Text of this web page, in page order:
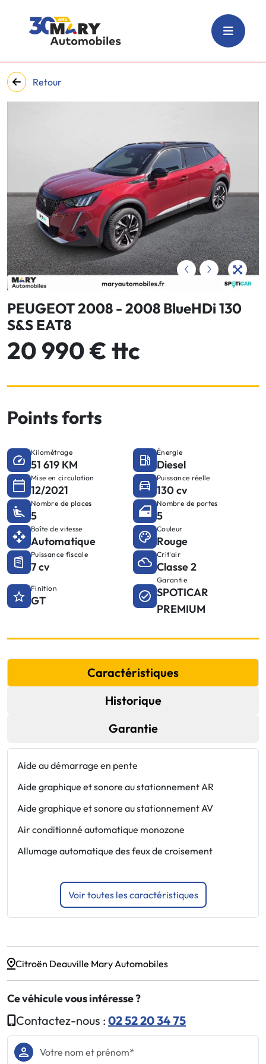
Retour
‹ ›
PEUGEOT 2008 - 2008 BlueHDi 130
S&S EAT8
20 990 € ttc
Points forts
Kilométrage
51 619 KM
Énergie
Diesel
Mise en circulation
12/2021
Puissance réelle
130 cv
Nombre de places
5
Nombre de portes
5
Boîte de vitesse
Automatique
Couleur
Rouge
Puissance fiscale
7 cv
Crit'air
Classe 2
Finition
GT
Garantie
SPOTICAR
PREMIUM
Caractéristiques
Historique
Garantie
Aide au démarrage en pente
Aide graphique et sonore au stationnement AR
Aide graphique et sonore au stationnement AV
Air conditionné automatique monozone
Allumage automatique des feux de croisement
Voir toutes les caractéristiques
Citroën Deauville Mary Automobiles
Ce véhicule vous intéresse ?
Contactez-nous : 02 52 20 34 75